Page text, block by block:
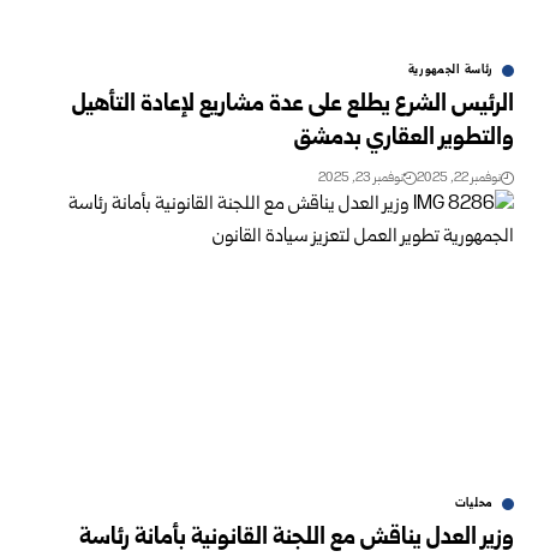
رئاسة الجمهورية
الرئيس الشرع يطلع على عدة مشاريع لإعادة التأهيل
والتطوير العقاري بدمشق
نوفمبر 22, 2025 نوفمبر 23, 2025
محليات
وزير العدل يناقش مع اللجنة القانونية بأمانة رئاسة